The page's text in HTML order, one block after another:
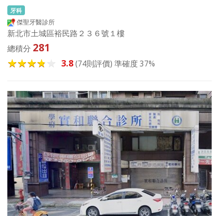
牙科
傑聖牙醫診所
新北市土城區裕民路２３６號１樓
總積分 281
3.8(74則評價) 準確度 37%